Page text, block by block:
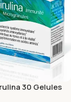
30 Gelules